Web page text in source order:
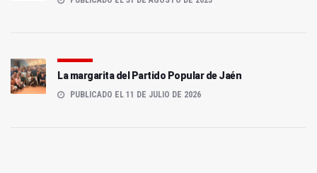
La margarita del Partido Popular de Jaén
PUBLICADO EL 11 DE JULIO DE 2026